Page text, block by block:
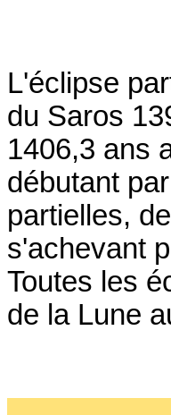
L'éclipse
du Saros
1406,3 ans
débutant
partielles,
s'achevant
Toutes les
de la Lune